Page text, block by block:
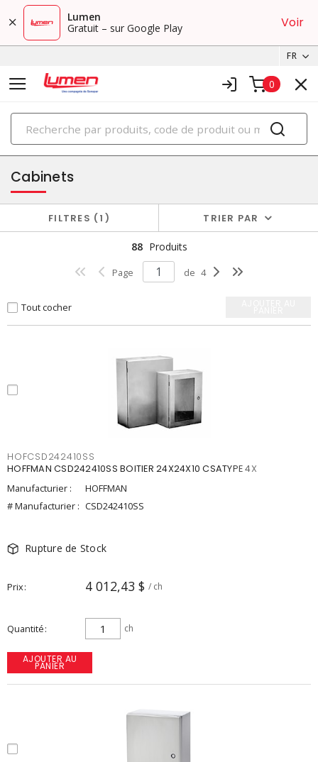
Lumen
Gratuit – sur Google Play
Voir
FR
0
PRODUITS
boîtiers et cabinets
Cabinets
FILTRES 1 TRIER PAR
88 Produits
Page de 4
Tout cocher
HOFCSD242410SS
HOFFMAN CSD242410SS BOITIER 24X24X10 CSATYPE 4X
Manufacturier :
HOFFMAN
# Manufacturier : CSD242410SS
Rupture de Stock
Prix 4 012,43 $ / ch
Quantité ch
AJOUTER AU
PANIER